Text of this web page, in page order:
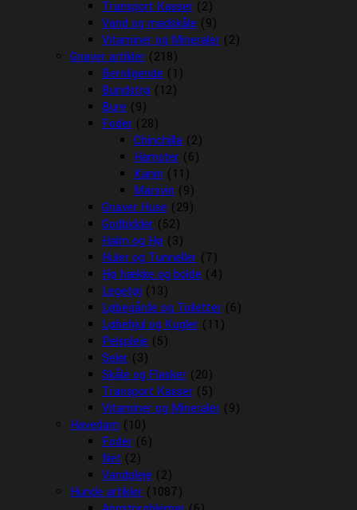
Transport Kasser (2)
Vand og madskåle (9)
Vitaminer og Mineraler (2)
Gnaver artikler (218)
Beroligende (1)
Bundstrø (12)
Bure (9)
Foder (28)
Chinchilla (2)
Hamster (6)
Kanin (11)
Marsvin (9)
Gnaver Huse (29)
Godbidder (52)
Halm og Hø (3)
Huler og Tunneller (7)
Hø hække og bolde (4)
Legetøj (13)
Løbegårde og Toiletter (6)
Løbehjul og Kugler (11)
Pelspleje (5)
Seler (3)
Skåle og Flasker (20)
Transport Kasser (5)
Vitaminer og Mineraler (9)
Havedam (10)
Foder (6)
Net (2)
Vandpleje (2)
Hunde artikler (1087)